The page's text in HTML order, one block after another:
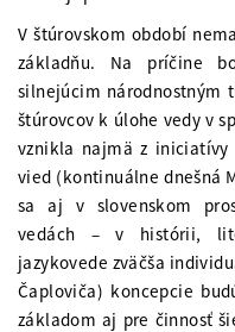
V štúrovskom období
základňu. Na príčine
silnejúcim národnostným
štúrovcov k úlohe vedy v
vznikla najmä z iniciatívy
vied (kontinuálne dnešná
sa aj v slovenskom
vedách – v histórii,
jazykovede zväčša
Čaploviča) koncepcie
základom aj pre činnosť